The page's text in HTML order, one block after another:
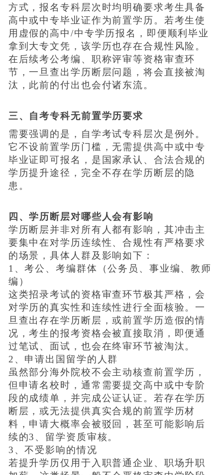
方式，报名专科层次时均明确要求考生具备
高中或中专毕业证作为前置学历。若考生使
用虚假的高中/中专学历报名，即便顺利毕业
拿到大专文凭，该学历也存在合规性风险。
在后续考公考编、职称评审等资格审查环
节，一旦查出学历断层问题，将会直接被淘
汰，此前的付出也会付诸东流。
三、自考专科无前置学历要求
需要强调的是，自学考试专科层次是例外。
它不设前置学历门槛，无需提供高中或中专
毕业证即可报名，是国家承认、合法合规的
学历提升途径，完全不存在学历断层的隐
患。
四、学历断层对哪些人会有影响
学历断层并非对所有人都有影响，其冲击主
要集中在对学历连续性、合规性有严格要求
的场景，具体人群及影响如下：
1、考公、考编群体（公务员、事业编、教师
编）
这类招录考试的资格审查环节极其严格，会
对学历的真实性和连续性进行全面核验。一
旦查出存在学历断层，或前置学历造假的情
况，考生的报考资格会被直接取消，即便通
过笔试、面试，也会在终审环节被淘汰。
2、申请出国留学的人群
虽然部分海外院校不会主动核查前置学历，
但申请名校时，通常需要提交高中或中专阶
段的成绩单，并完成公证认证。若存在学历
断层，或无法提供真实合规的前置学历材
料，申请大概率会被驳回，甚至可能影响后
续的3、留学资质审核。
3、不受影响的情况
若提升学历仅用于入职普通企业、职场升职